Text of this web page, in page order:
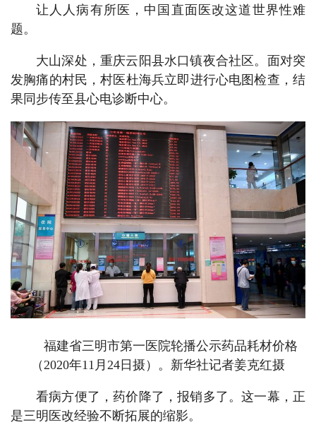
让人人病有所医，中国直面医改这道世界性难
题。
大山深处，重庆云阳县水口镇夜合社区。面对突
发胸痛的村民，村医杜海兵立即进行心电图检查，结
果同步传至县心电诊断中心。
福建省三明市第一医院轮播公示药品耗材价格
（2020年11月24日摄）。新华社记者姜克红摄
看病方便了，药价降了，报销多了。这一幕，正
是三明医改经验不断拓展的缩影。